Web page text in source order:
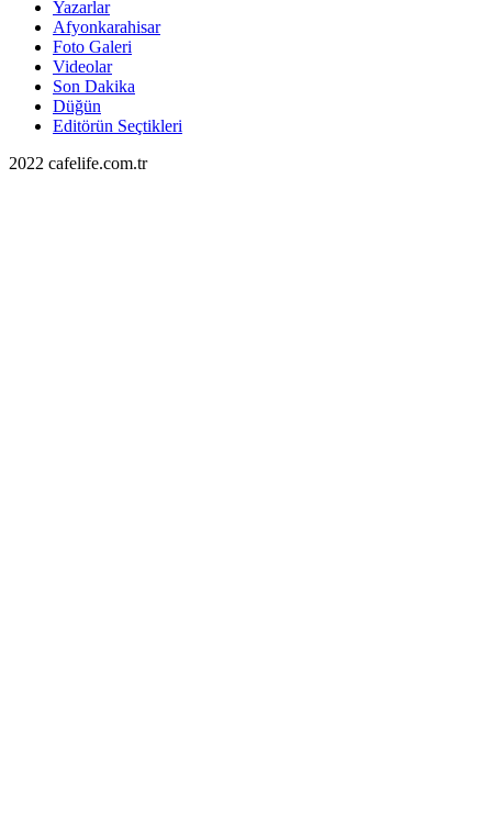
Yazarlar
Afyonkarahisar
Foto Galeri
Videolar
Son Dakika
Düğün
Editörün Seçtikleri
2022 cafelife.com.tr